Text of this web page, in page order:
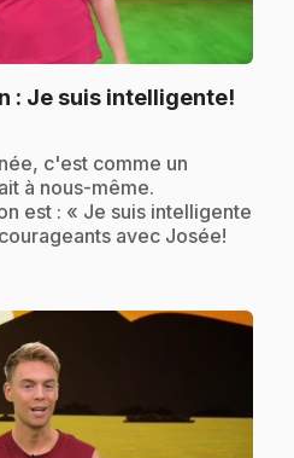
: Je suis intelligente!
c'est comme un
à nous-même.
est : « Je suis intelligente
avec Josée!